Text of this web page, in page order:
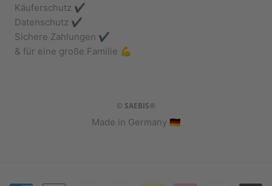
Käuferschutz ✔️
Datenschutz ✔️
Sichere Zahlungen ✔️
& für eine große Familie 💪
© SAEBIS®
Made in Germany 🇩🇪